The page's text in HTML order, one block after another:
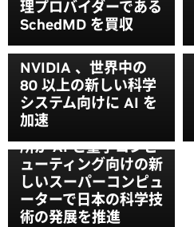
理プロバイダーである
SchedMD を買収
NVIDIA 、世界中の
80 以上の新しい科学
システム向けに AI を
加速
NVIDIA と理化学研究
所が AI と量子コンピ
ューティング向けの新
しいスーパーコンピュ
ーターで日本の科学技
術の発展を推進